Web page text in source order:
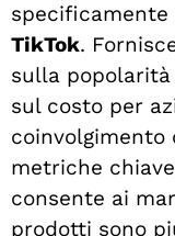
specificamente
TikTok.
sulla
sul costo per
metriche
consente ai
prodotti sono